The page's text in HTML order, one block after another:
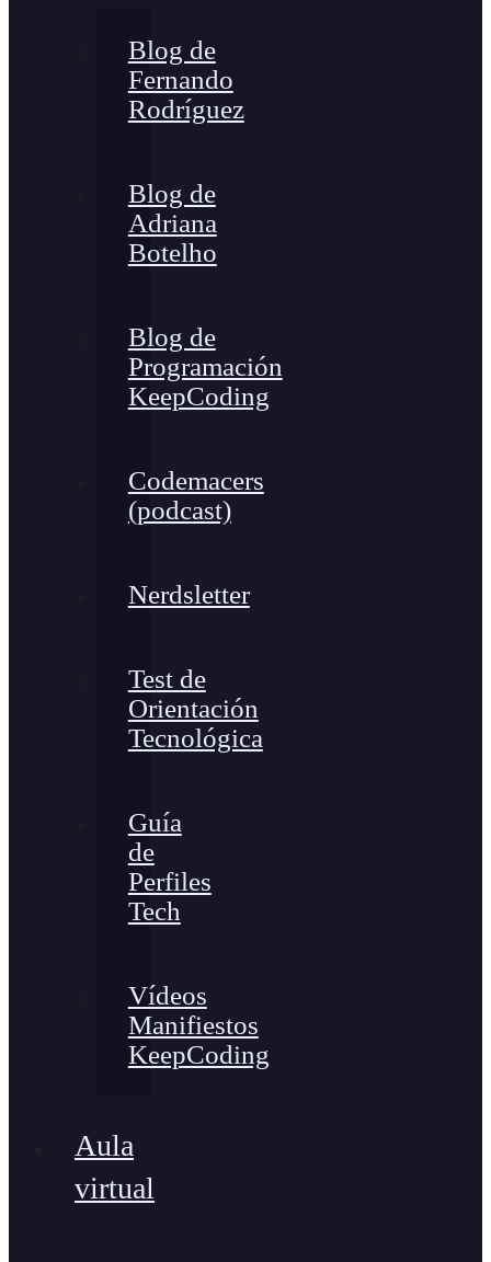
Blog de
Fernando
Rodríguez
Blog de
Adriana
Botelho
Blog de
Programación
KeepCoding
Codemacers
(podcast)
Nerdsletter
Test de
Orientación
Tecnológica
Guía
de
Perfiles
Tech
Vídeos
Manifiestos
KeepCoding
Aula
virtual